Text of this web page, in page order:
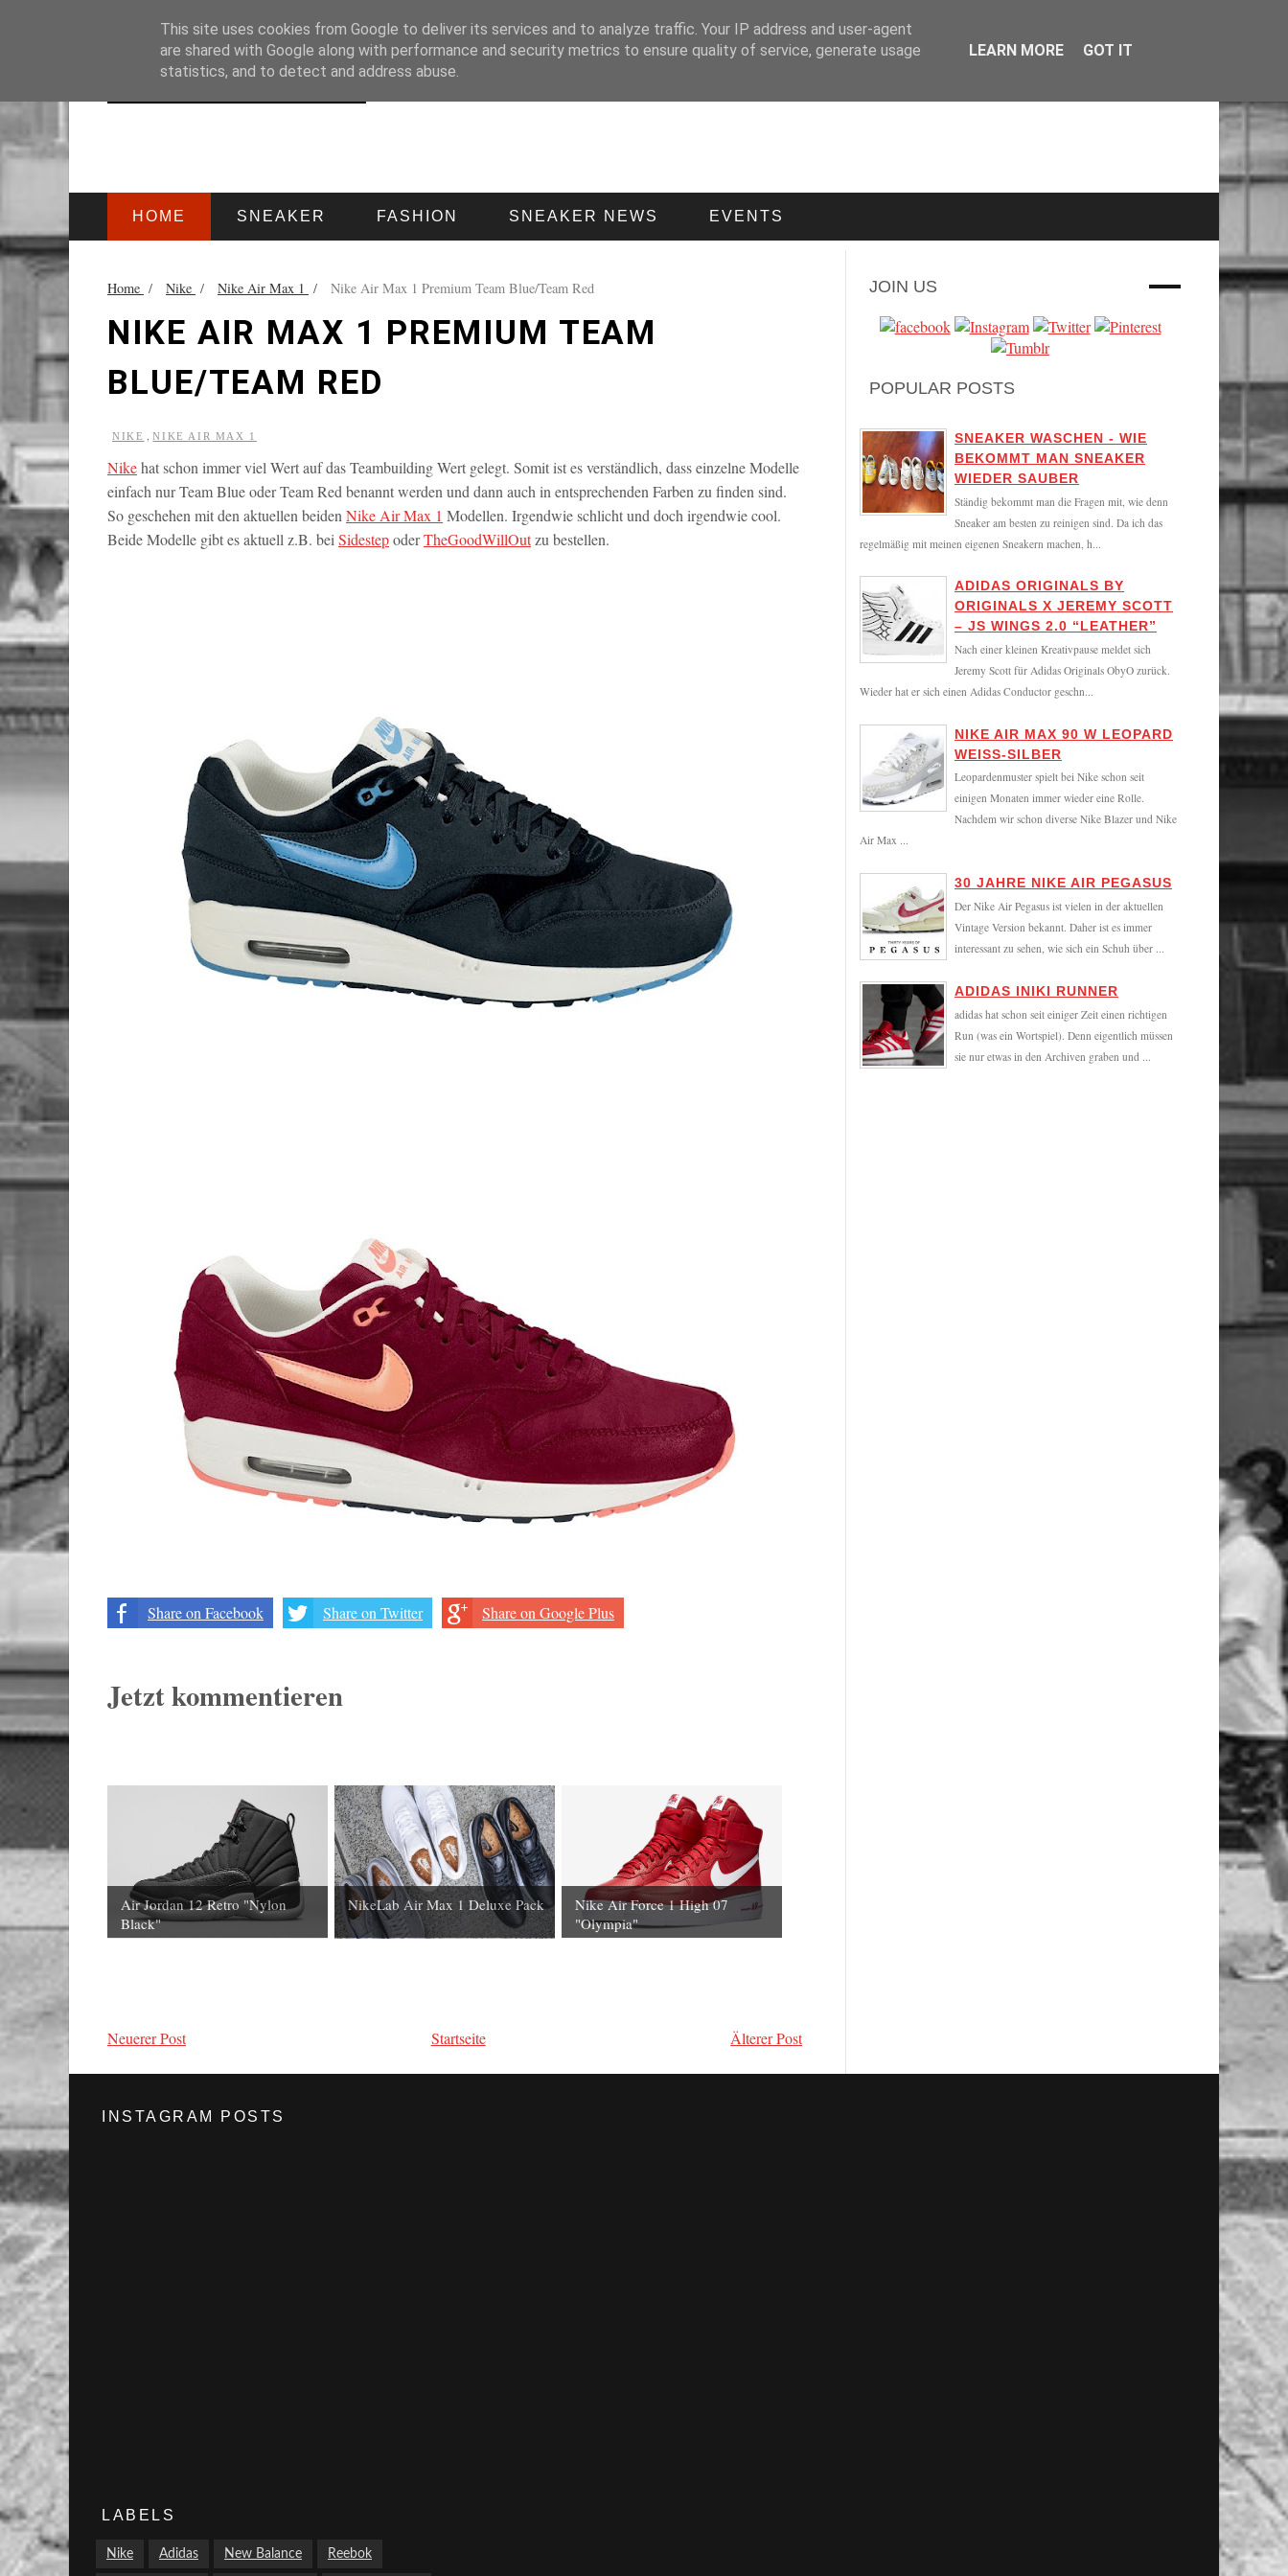
IMPRESSUM
HOME SNEAKER FASHION SNEAKER NEWS EVENTS
Home / Nike / Nike Air Max 1 / Nike Air Max 1 Premium Team Blue/Team Red
NIKE AIR MAX 1 PREMIUM TEAM
BLUE/TEAM RED
NIKE ,NIKE AIR MAX 1
Nikehat schon immer viel Wert auf das Teambuilding Wert gelegt. Somit ist es verständlich, dass einzelne Modelle
einfach nur Team Blue oder Team Red benannt werden und dann auch in entsprechenden Farben zu finden sind.
So geschehen mit den aktuellen beiden Nike Air Max 1 Modellen. Irgendwie schlicht und doch irgendwie cool.
Beide Modelle gibt es aktuell z.B. bei SidestepoderTheGoodWillOutzu bestellen.
Share on Facebook Share on Twitter Share on Google Plus
Jetzt kommentieren
Air Jordan 12 Retro "Nylon
Black"
NikeLab Air Max 1 Deluxe Pack
Nike Air Force 1 High 07
"Olympia"
Neuerer Post Älterer Post
Startseite
JOIN US
POPULAR POSTS
SNEAKER WASCHEN - WIE
BEKOMMT MAN SNEAKER
WIEDER SAUBER
Ständig bekommt man die Fragen mit, wie denn
Sneaker am besten zu reinigen sind. Da ich das
regelmäßig mit meinen eigenen Sneakern machen, h...
ADIDAS ORIGINALS BY
ORIGINALS X JEREMY SCOTT
– JS WINGS 2.0 “LEATHER”
Nach einer kleinen Kreativpause meldet sich
Jeremy Scott für Adidas Originals ObyO zurück.
Wieder hat er sich einen Adidas Conductor geschn...
NIKE AIR MAX 90 W LEOPARD
WEISS-SILBER
Leopardenmuster spielt bei Nike schon seit
einigen Monaten immer wieder eine Rolle.
Nachdem wir schon diverse Nike Blazer und Nike
Air Max ...
30 JAHRE NIKE AIR PEGASUS
Der Nike Air Pegasus ist vielen in der aktuellen
Vintage Version bekannt. Daher ist es immer
interessant zu sehen, wie sich ein Schuh über ...
ADIDAS INIKI RUNNER
adidas hat schon seit einiger Zeit einen richtigen
Run (was ein Wortspiel). Denn eigentlich müssen
sie nur etwas in den Archiven graben und ...
INSTAGRAM POSTS
LABELS
Nike Adidas New Balance Reebok
This site uses cookies from Google to deliver its services and to analyze traffic. Your IP address and user-agent
are shared with Google along with performance and security metrics to ensure quality of service, generate usage
statistics, and to detect and address abuse.
LEARN MORE GOT IT